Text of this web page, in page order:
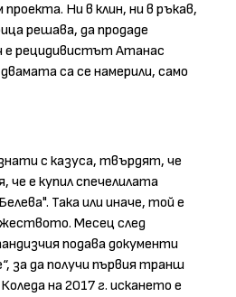
Ни в клин, ни в ръкав,
решава, да продаде
е рецидивистът Атанас
са се намерили, само
с казуса, твърдят, че
че е купил спечелилата
Така или иначе, той е
Месец след
подава документи
за да получи първия транш
на 2017 г. искането е